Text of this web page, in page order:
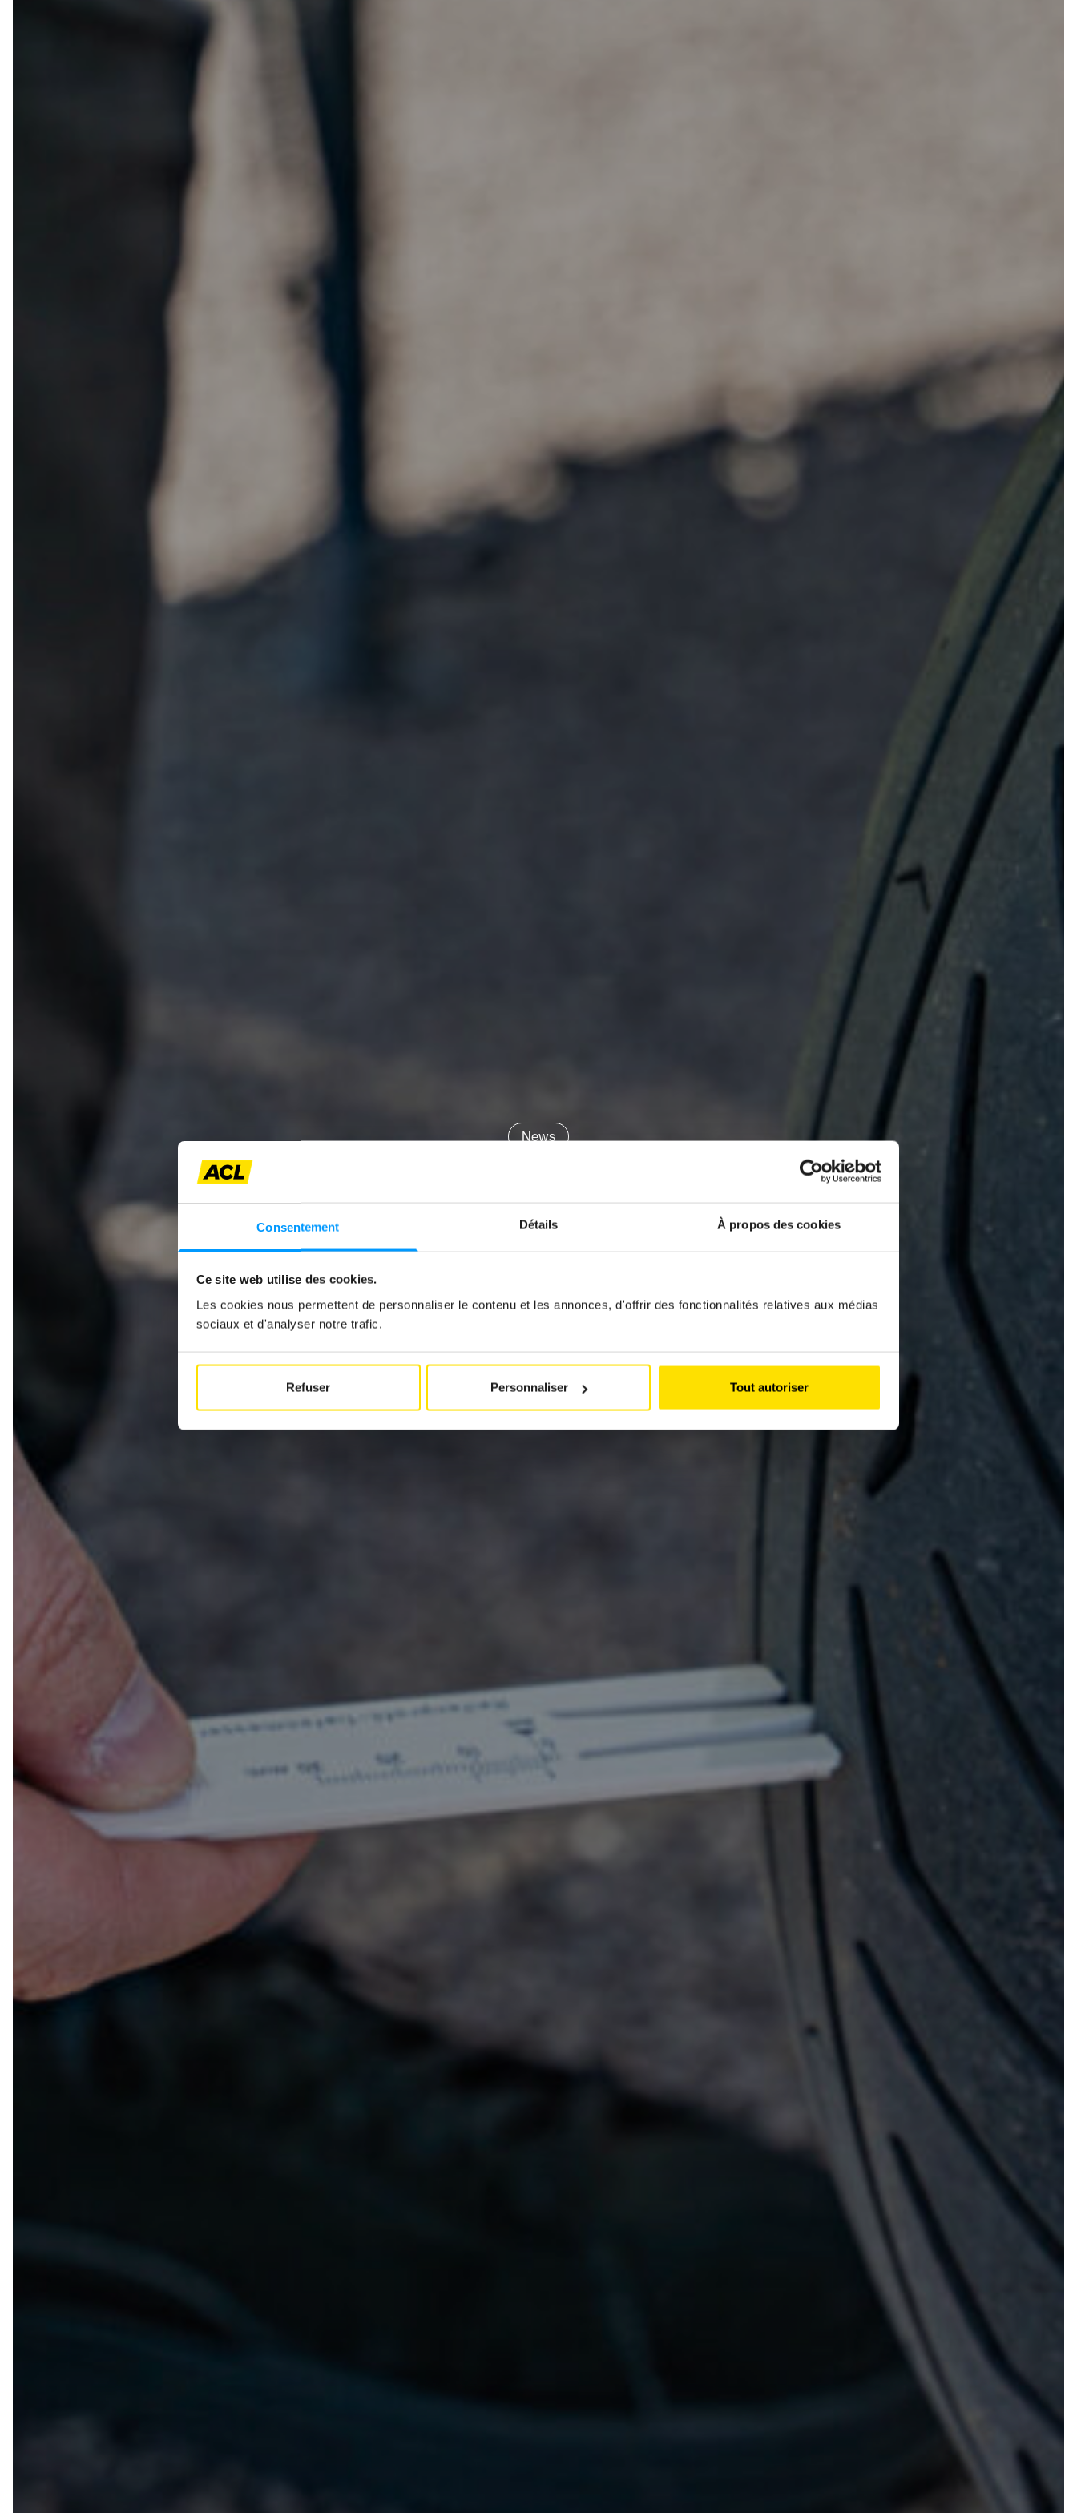
Consentement Détails À propos des cookies
Ce site web utilise des cookies.
Les cookies nous permettent de personnaliser le contenu et les annonces, d'offrir des fonctionnalités relatives aux médias
sociaux et d'analyser notre trafic.
Refuser Personnaliser Tout autoriser
News
BACK ON THE MOTORBIKE
How to get the motorbike season off to a good start?
9 March 2026